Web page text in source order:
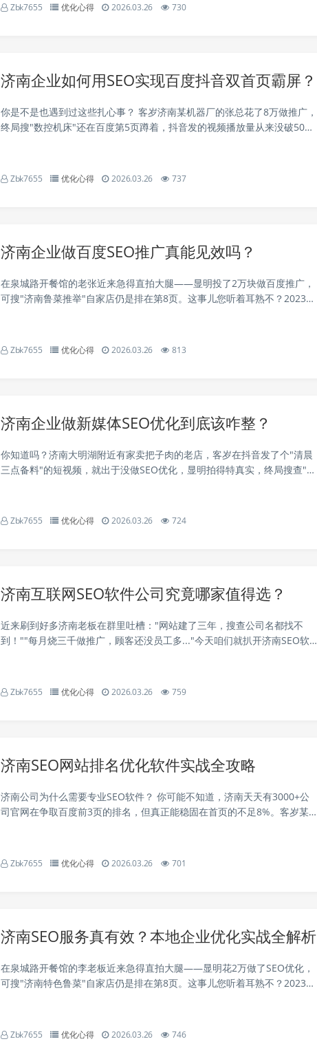
Zbk7655 优化心得 2026.03.26 730
济南企业如何用SEO实现百度抖音双首页霸屏？
你是不是也遇到过这些扎心事？ 客岁济南某机器厂的张总花了8万做推广，
终局搜"数控机床"还在百度第5页蹲着，抖音发的视频播放量从来没破50
Zbk7655 优化心得 2026.03.26 737
济南企业做百度SEO推广真能见效吗？
在泉城路开餐馆的老张近来急得直拍大腿——显明投了2万块做百度推广，
可搜"济南鲁菜推举"自家店仍是排在第8页。这事儿您听着耳熟不？2023年
Zbk7655 优化心得 2026.03.26 813
济南企业做新媒体SEO优化到底该咋整？
你知道吗？济南大明湖附近有家卖把子肉的老店，客岁在抖音发了个"清晨
三点备料"的短视频，就出于没做SEO优化，显明拍得特真实，终局搜查"济
Zbk7655 优化心得 2026.03.26 724
济南互联网SEO软件公司究竟哪家值得选？
近来刷到好多济南老板在群里吐槽："网站建了三年，搜查公司名都找不
到！""每月烧三千做推广，顾客还没员工多..."今天咱们就扒开济南SEO软
Zbk7655 优化心得 2026.03.26 759
济南SEO网站排名优化软件实战全攻略
济南公司为什么需要专业SEO软件？ 你可能不知道，济南天天有3000+公
司官网在争取百度前3页的排名，但真正能稳固在首页的不足8%。客岁某
Zbk7655 优化心得 2026.03.26 701
济南SEO服务真有效？本地企业优化实战全解析
在泉城路开餐馆的李老板近来急得直拍大腿——显明花2万做了SEO优化，
可搜"济南特色鲁菜"自家店仍是排在第8页。这事儿您听着耳熟不？2023年
Zbk7655 优化心得 2026.03.26 746